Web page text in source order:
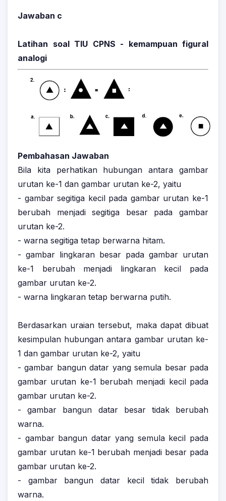
Jawaban c
Latihan soal TIU CPNS - kemampuan figural
analogi
Pembahasan Jawaban
Bila kita perhatikan hubungan antara gambar
urutan ke-1 dan gambar urutan ke-2, yaitu
- gambar segitiga kecil pada gambar urutan ke-1
berubah menjadi segitiga besar pada gambar
urutan ke-2.
- warna segitiga tetap berwarna hitam.
- gambar lingkaran besar pada gambar urutan
ke-1 berubah menjadi lingkaran kecil pada
gambar urutan ke-2.
- warna lingkaran tetap berwarna putih.
Berdasarkan uraian tersebut, maka dapat dibuat
kesimpulan hubungan antara gambar urutan ke-
1 dan gambar urutan ke-2, yaitu
- gambar bangun datar yang semula besar pada
gambar urutan ke-1 berubah menjadi kecil pada
gambar urutan ke-2.
- gambar bangun datar besar tidak berubah
warna.
- gambar bangun datar yang semula kecil pada
gambar urutan ke-1 berubah menjadi besar pada
gambar urutan ke-2.
- gambar bangun datar kecil tidak berubah
warna.